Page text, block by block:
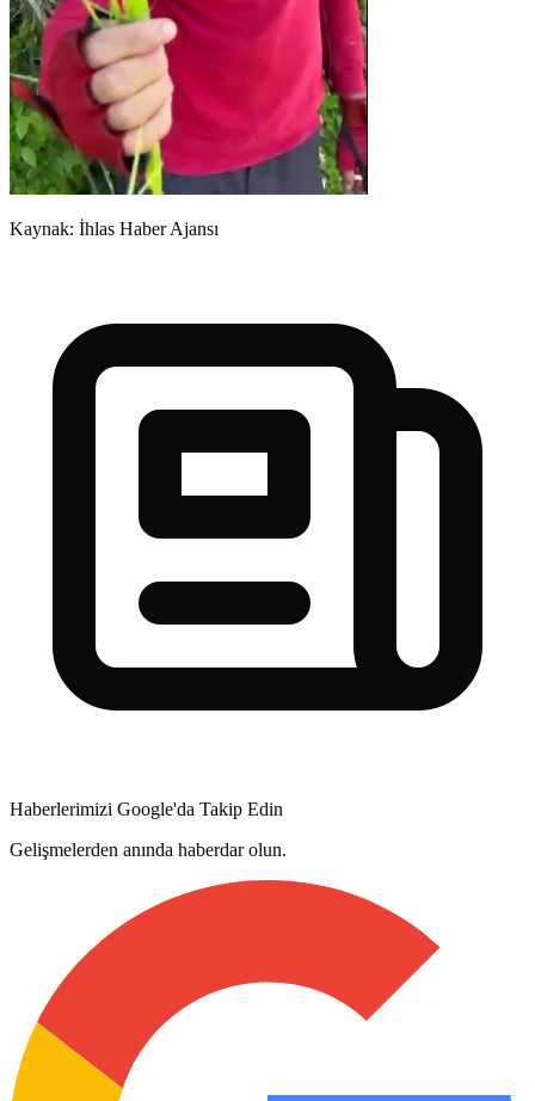
Kaynak: İhlas Haber Ajansı
Haberlerimizi Google'da Takip Edin
Gelişmelerden anında haberdar olun.